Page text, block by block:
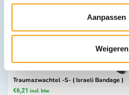
Aanpassen
Weigeren
Traumazwachtel -S- ( Israeli Bandage )
€6,21 incl. btw